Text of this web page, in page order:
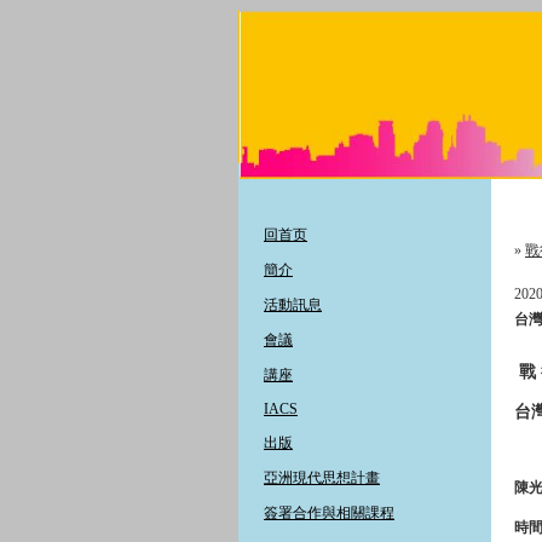
回首页
簡介
活動訊息
會議
講座
IACS
出版
亞洲現代思想計畫
簽署合作與相關課程
»
台
戰
台
陳
時